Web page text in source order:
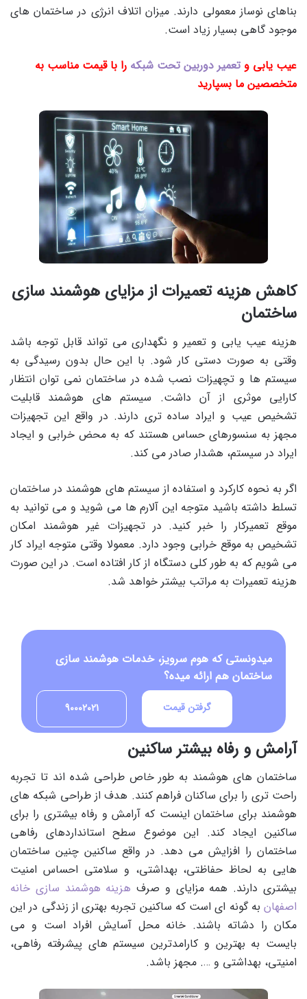
بناهای نوساز معمولی دارند. میزان اتلاف انرژی در ساختمان های
موجود گاهی بسیار زیاد است.
عیب یابی و تعمیر دوربین تحت شبکه را با قیمت مناسب به
متخصصین ما بسپارید
کاهش هزینه تعمیرات از مزایای هوشمند سازی
ساختمان
هزینه عیب یابی و تعمیر و نگهداری می تواند قابل توجه باشد
وقتی به صورت دستی کار شود. با این حال بدون رسیدگی به
سیستم ها و تچهیزات نصب شده در ساختمان نمی توان انتظار
کارایی موثری از آن داشت. سیستم های هوشمند قابلیت
تشخیص عیب و ایراد ساده تری دارند. در واقع این تجهیزات
مجهز به سنسورهای حساس هستند که به محض خرابی و ایجاد
ایراد در سیستم، هشدار صادر می کند.
اگر به نحوه کارکرد و استفاده از سیستم های هوشمند در ساختمان
تسلط داشته باشید متوجه این آلارم ها می شوید و می توانید به
موقع تعمیرکار را خبر کنید. در تجهیزات غیر هوشمند امکان
تشخیص به موقع خرابی وجود دارد. معمولا وقتی متوجه ایراد کار
می شویم که به طور کلی دستگاه از کار افتاده است. در این صورت
هزینه تعمیرات به مراتب بیشتر خواهد شد.
میدونستی که هوم سرویز، خدمات هوشمند سازی
ساختمان هم ارائه میده؟
90002021 گرفتن قیمت
آرامش و رفاه بیشتر ساکنین
ساختمان های هوشمند به طور خاص طراحی شده اند تا تجربه
راحت تری را برای ساکنان فراهم کنند. هدف از طراحی شبکه های
هوشمند برای ساختمان اینست که آرامش و رفاه بیشتری را برای
ساکنین ایجاد کند. این موضوع سطح استانداردهای رفاهی
ساختمان را افزایش می دهد. در واقع ساکنین چنین ساختمان
هایی به لحاظ حفاظتی، بهداشتی، و سلامتی احساس امنیت
بیشتری دارند. همه مزایای و صرف هزینه هوشمند سازی خانه
اصفهان به گونه ای است که ساکنین تجربه بهتری از زندگی در این
مکان را دشاته باشند. خانه محل آسایش افراد است و می
بایست به بهترین و کارامدترین سیستم های پیشرفته رفاهی،
امنیتی، بهداشتی و …. مجهز باشد.